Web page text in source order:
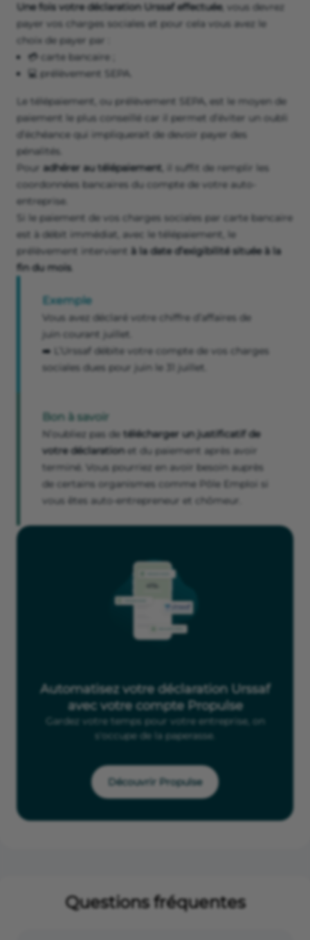
Une fois votre déclaration Urssaf effectuée, vous devrez
payer vos charges sociales et pour cela vous avez le
choix de payer par :
💳 carte bancaire ;
💻 prélèvement SEPA.
Le télépaiement, ou prélèvement SEPA, est le moyen de
paiement le plus conseillé car il permet d’éviter un oubli
d’échéance qui impliquerait de devoir payer des
pénalités.
Pour adhérer au télépaiement , il suffit de remplir les
coordonnées bancaires du compte de votre auto-
entreprise.
Si le paiement de vos charges sociales par carte bancaire
est à débit immédiat, avec le télépaiement, le
prélèvement intervient à la date d’exigibilité située à la
fin du mois.
Exemple
Vous avez déclaré votre chiffre d’affaires de
juin courant juillet.
➡️ L’Urssaf débite votre compte de vos charges
sociales dues pour juin le 31 juillet.
Bon à savoir
N’oubliez pas de télécharger un justificatif de
votre déclarationet du paiement après avoir
terminé. Vous pourriez en avoir besoin auprès
de certains organismes comme Pôle Emploi si
vous êtes auto-entrepreneur et chômeur.
Automatisez votre déclaration Urssaf
avec votre compte Propulse
Gardez votre temps pour votre entreprise, on
s'occupe de la paperasse.
Découvrir Propulse
Questions fréquentes